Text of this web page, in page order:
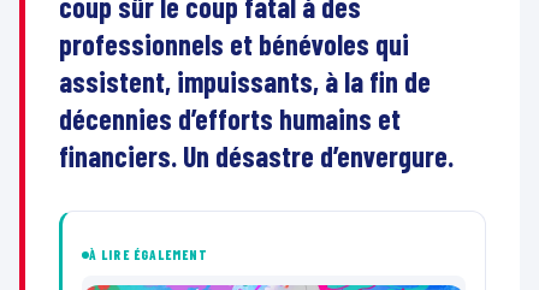
professionnels et bénévoles qui
assistent, impuissants, à la fin de
décennies d’efforts humains et
financiers. Un désastre d’envergure.
À LIRE ÉGALEMENT